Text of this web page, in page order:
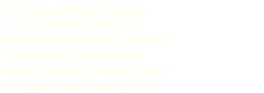
Регистрационный номер
СМИ: Эл №ФС77-37070.
Выдано Федеральной службой
по надзору в сфере связи,
информационных технологий и
массовых коммуникаций 06